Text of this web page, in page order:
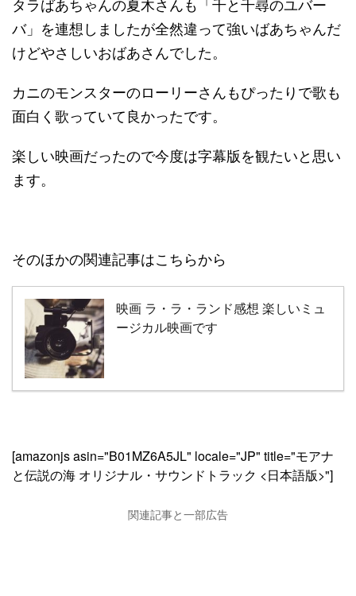
バ」を連想しましたが全然違って強いばあちゃんだ
けどやさしいおばあさんでした。
カニのモンスターのローリーさんもぴったりで歌も
面白く歌っていて良かったです。
楽しい映画だったので今度は字幕版を観たいと思い
ます。
そのほかの関連記事はこちらから
映画 ラ・ラ・ランド感想 楽しいミュ
ージカル映画です
[amazonjs asin="B01MZ6A5JL" locale="JP" title="モアナ
と伝説の海 オリジナル・サウンドトラック <日本語版>"]
関連記事と一部広告